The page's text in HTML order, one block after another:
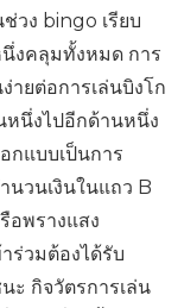
วง bingo เรียบ
งคลุมทั้งหมด การ
ายต่อการเล่นบิงโก
หนึ่งไปอีกด้านหนึ่ง
กแบบเป็นการ
นวนเงินในแถว B
อพรางแสง
ร่วมต้องได้รับ
ะ กิจวัตรการเล่น